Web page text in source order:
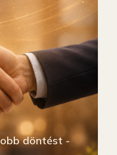
döntést -